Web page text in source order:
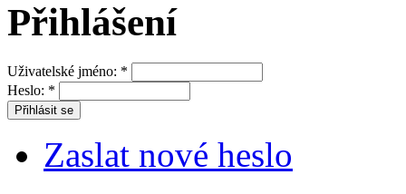
Přihlášení
Uživatelské jméno: *
Heslo: *
Zaslat nové heslo